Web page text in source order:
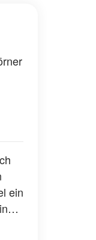
ein